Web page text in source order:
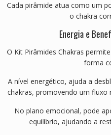
Cada pirâmide atua como um
o chakra
Energia e
O Kit Pirâmides Chakras
forma
A nível energético, ajuda a
chakras, promovendo um fluxo
No plano emocional, pode
equilíbrio, ajudando a